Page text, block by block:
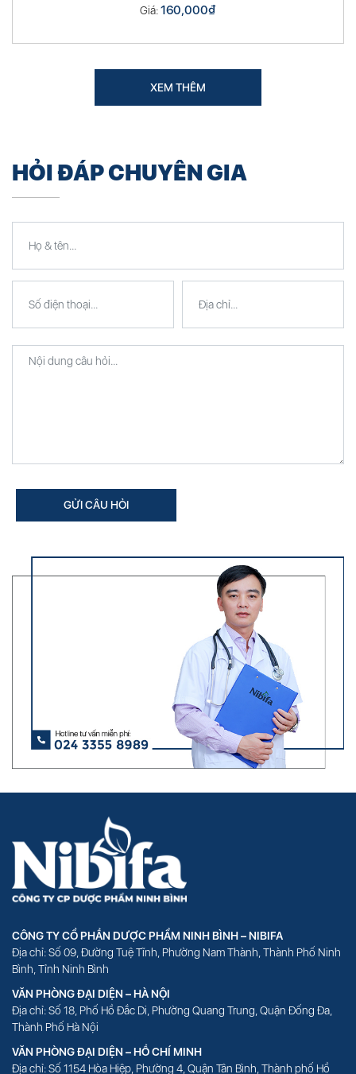
Giá:160,000₫
XEM THÊM
HỎI ĐÁP CHUYÊN GIA
CÔNG TY CỔ PHẦN DƯỢC PHẨM NINH BÌNH – NIBIFA
Địa chỉ: Số 09, Đường Tuệ Tĩnh, Phường Nam Thành, Thành Phố Ninh
Bình, Tỉnh Ninh Bình
VĂN PHÒNG ĐẠI DIỆN – HÀ NỘI
Địa chỉ: Số 18, Phố Hồ Đắc Di, Phường Quang Trung, Quận Đống Đa,
Thành Phố Hà Nội
VĂN PHÒNG ĐẠI DIỆN – HỒ CHÍ MINH
Địa chỉ: Số 1154 Hòa Hiệp, Phường 4, Quận Tân Bình, Thành phố Hồ